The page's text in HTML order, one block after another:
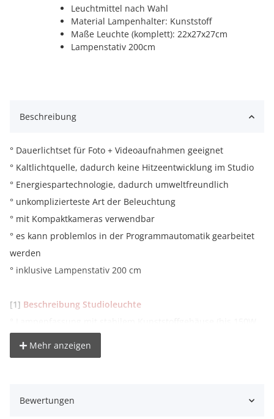
Leuchtmittel nach Wahl
Material Lampenhalter: Kunststoff
Maße Leuchte (komplett): 22x27x27cm
Lampenstativ 200cm
Beschreibung
° Dauerlichtset für Foto + Videoaufnahmen geeignet
° Kaltlichtquelle, dadurch keine Hitzeentwicklung im Studio
° Energiespartechnologie, dadurch umweltfreundlich
° unkomplizierteste Art der Beleuchtung
° mit Kompaktkameras verwendbar
° es kann problemlos in der Programmautomatik gearbeitet
werden
° inklusive Lampenstativ 200 cm
[1] Beschreibung Studioleuchte
° Ein- und Ausschalter am Gehäuse , 360 Grad drehbarer und
° integrierte Schirmhalterung (nutzbar bei abgenommen
Mehr anzeigen
Bewertungen